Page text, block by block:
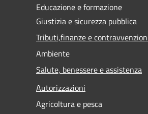
Educazione e formazione
Giustizia e sicurezza pubblica
Tributi,finanze e
Ambiente
Salute, benessere e assistenza
Autorizzazioni
Agricoltura e pesca